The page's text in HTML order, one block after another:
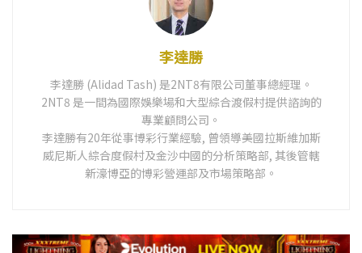
李達勝
李達勝 (Alidad Tash) 是2NT8有限公司董事總經理。
2NT8 是一間為國際娛樂場和大型綜合渡假村提供諮詢的
專業顧問公司。
李達勝有20年從事博彩行業經驗, 曾領導美國拉斯維加斯
威尼斯人綜合度假村及金沙中國的分析策略部, 其後管轄
新濠博亞的博彩營運部及市場策略部。